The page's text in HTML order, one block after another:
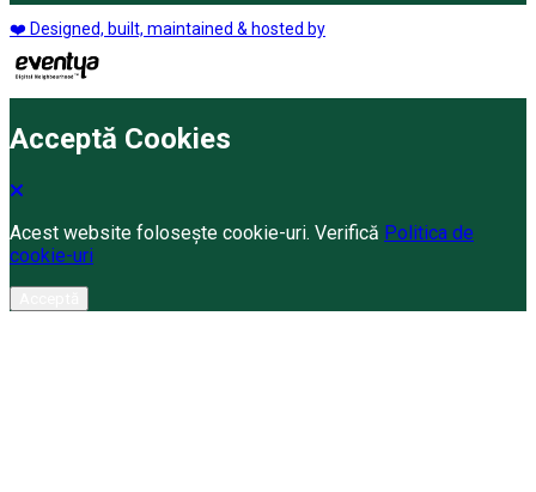
❤️ Designed, built, maintained & hosted by
Acceptă Cookies
Acest website folosește cookie-uri. Verifică Politica de
cookie-uri